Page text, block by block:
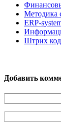
Методика
ERP-
Штрих
Добавить